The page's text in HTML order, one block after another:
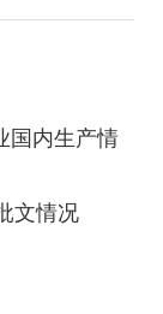
国内生产情
文情况